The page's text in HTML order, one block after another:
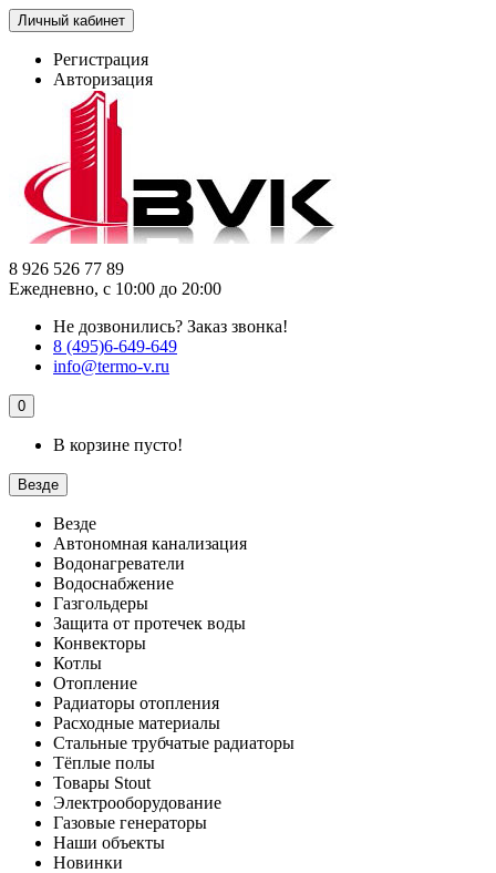
Личный кабинет
Регистрация
Авторизация
8 926 526 77 89
Ежедневно, с 10:00 до 20:00
Не дозвонились? Заказ звонка!
8 (495)6-649-649
info@termo-v.ru
0
В корзине пусто!
Везде
Везде
Автономная канализация
Водонагреватели
Водоснабжение
Газгольдеры
Защита от протечек воды
Конвекторы
Котлы
Отопление
Радиаторы отопления
Расходные материалы
Стальные трубчатые радиаторы
Тёплые полы
Товары Stout
Электрооборудование
Газовые генераторы
Наши объекты
Новинки